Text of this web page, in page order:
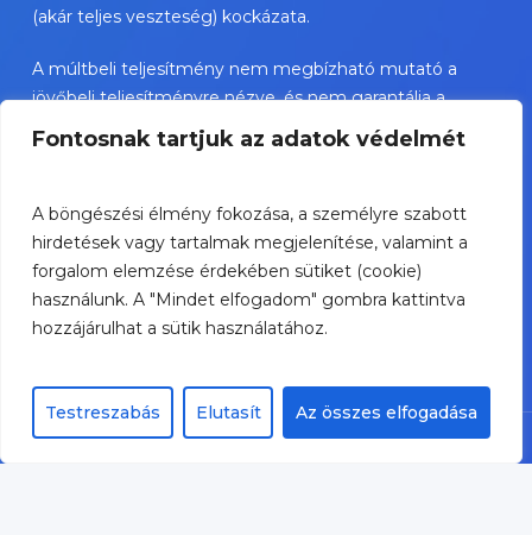
Fontosnak tartjuk az adatok védelmét
A böngészési élmény fokozása, a személyre szabott
hirdetések vagy tartalmak megjelenítése, valamint a
forgalom elemzése érdekében sütiket (cookie)
használunk. A "Mindet elfogadom" gombra kattintva
hozzájárulhat a sütik használatához.
Testreszabás Elutasít Az összes elfogadása
(akár teljes veszteség) kockázata.
A múltbeli teljesítmény nem megbízható mutató a
jövőbeli teljesítményre nézve, és nem garantálja a
jövőbeli sikereket.
függ és változhat.
A bemutatott értékpapírok nem személyre szóló
befektetési ajánlások, és jelentős kockázatot
hordozhatnak.